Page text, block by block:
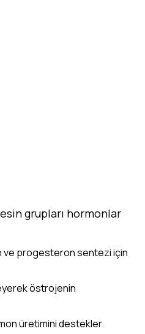
grupları hormonlar
ve progesteron sentezi için
östrojenin
üretimini destekler.